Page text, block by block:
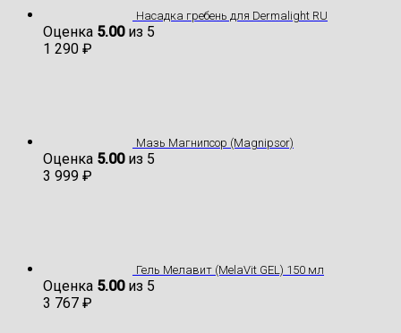
Насадка гребень для Dermalight RU
Оценка 5.00из 5
1 290 ₽
Мазь Магнипсор (Magnipsor)
Оценка 5.00из 5
3 999 ₽
Гель Мелавит (MelaVit GEL) 150 мл
Оценка 5.00из 5
3 767 ₽